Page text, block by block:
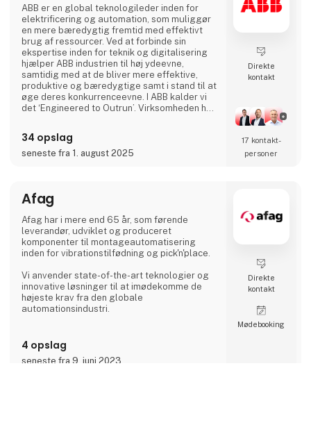
ABB er en global teknologileder inden for
elektrificering og automation, som muliggør
en mere bæredygtig fremtid med effektivt
brug af ressourcer. Ved at forbinde sin
ekspertise inden for teknik og digitalisering
hjælper ABB industrien til høj ydeevne,
samtidig med at de bliver mere effektive,
produktive og bæredygtige samt i stand til at
øge deres konkurrenceevne. I ABB kalder vi
det ‘Engineered to Outrun’. Virksomheden har
noteret på SIX Swiss Exchange (ABBN) og
Nasdaq Stockholm (ABB). www.abb.com
34 opslag
seneste fra 1. august 2025
Direkte
kontakt
17 kontakt­
personer
Afag
Afag har i mere end 65 år, som førende
leverandør, udviklet og produceret
komponenter til montageautomatisering
inden for vibrationstilfødning og pick'n'place.
Vi anvender state-of-the-art teknologier og
innovative løsninger til at imødekomme de
højeste krav fra den globale
automationsindustri.
tilfødesystemer solgt af Afag repræsenterer
vores produkters uovertrufne kvalitet og
pålidelighed.
4 opslag
seneste fra 9. juni 2023
Direkte
kontakt
Møde­booking